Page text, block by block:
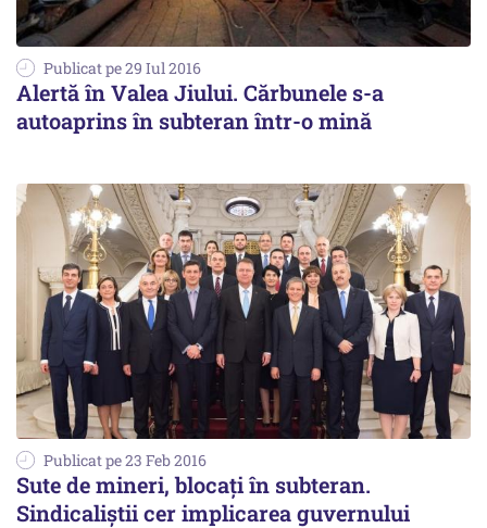
Publicat pe 29 Iul 2016
Alertă în Valea Jiului. Cărbunele s-a
autoaprins în subteran într-o mină
Publicat pe 23 Feb 2016
Sute de mineri, blocaţi în subteran.
Sindicaliştii cer implicarea guvernului